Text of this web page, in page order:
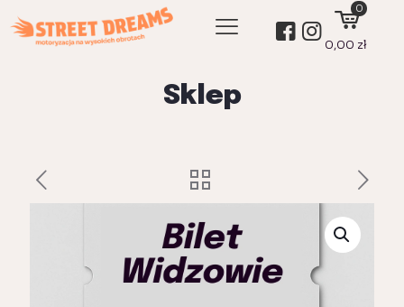
0
0,00 zł
Sklep